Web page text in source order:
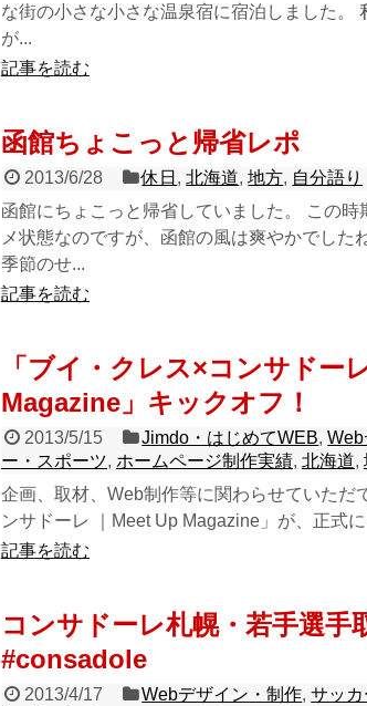
な街の小さな小さな温泉宿に宿泊しました。
が...
記事を読む
函館ちょこっと帰省レポ
2013/6/28 休日 ,北海道,地方, 自分語り
函館にちょこっと帰省していました。 この
メ状態なのですが、函館の風は爽やかでした
季節のせ...
記事を読む
「ブイ・クレス×コンサドー
Magazine」キックオフ！
2013/5/15 Jimdo・はじめてWEB,
ー・スポーツ, ホームページ制作実績, 北海道,
企画、取材、Web制作等に関わらせていただ
ンサドーレ ｜Meet Up Magazine」が、正式
記事を読む
コンサドーレ札幌・若手選手
#consadole
2013/4/17 Webデザイン・制作,サッ